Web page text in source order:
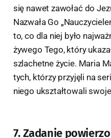
się nawet zawołać do
Nazwała Go
to, co dla niej było
żywego Tego, który
szlachetne życie. Maria
tych, którzy przyjęli na
niego ukształtowali
7. Zadanie